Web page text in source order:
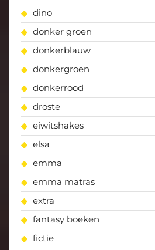
dino
donker groen
donkerblauw
donkergroen
donkerrood
droste
eiwitshakes
elsa
emma
emma matras
extra
fantasy boeken
fictie